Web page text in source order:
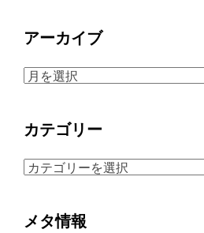
アーカイブ
ア
ブ
カテゴリー
カ
メタ情報